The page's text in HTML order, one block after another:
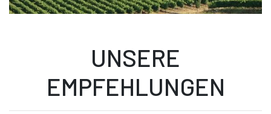
UNSERE
EMPFEHLUNGEN